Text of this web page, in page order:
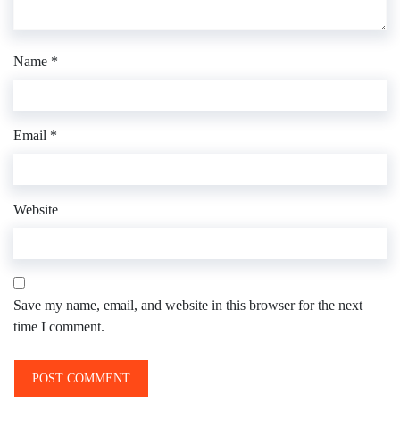
Name *
Email *
Website
Save my name, email, and website in this browser for the next
time I comment.